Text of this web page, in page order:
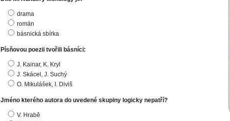
drama
román
básnická sbírka
Písňovou poezii tvořili básníci:
J. Kainar, K. Kryl
J. Skácel, J. Suchý
O. Mikulášek, I. Diviš
Jméno kterého autora do uvedené skupiny logicky nepatří?
V. Hrabě